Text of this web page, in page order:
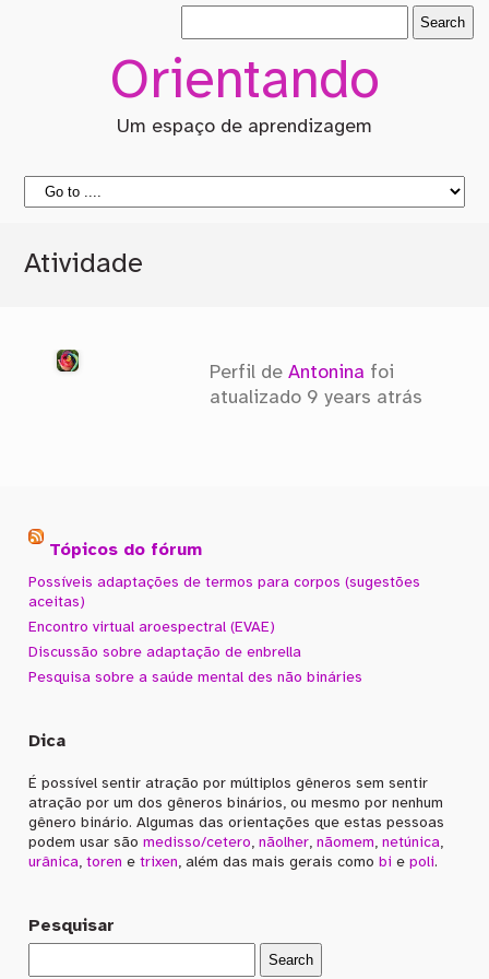
Orientando
Um espaço de aprendizagem
Atividade
Perfil deAntonina foi
atualizado 9 years atrás
Tópicos do fórum
Possíveis adaptações de termos para corpos (sugestões
aceitas)
Encontro virtual aroespectral (EVAE)
Discussão sobre adaptação de enbrella
Pesquisa sobre a saúde mental des não bináries
Dica
É possível sentir atração por múltiplos gêneros sem sentir
atração por um dos gêneros binários, ou mesmo por nenhum
gênero binário. Algumas das orientações que estas pessoas
podem usar sãomedisso/cetero ,nãolher ,nãomem ,netúnica
urânica ,toren etrixen , além das mais gerais comobi epoli.
Pesquisar